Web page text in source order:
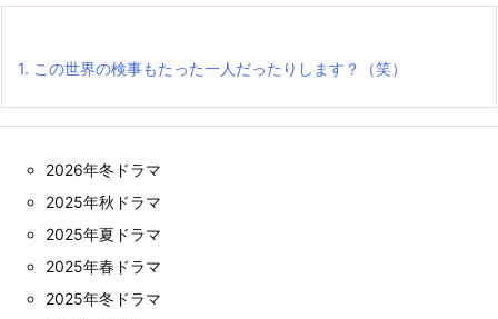
1. この世界の検事もたった一人だったりします？（笑）
2026年冬ドラマ
2025年秋ドラマ
2025年夏ドラマ
2025年春ドラマ
2025年冬ドラマ